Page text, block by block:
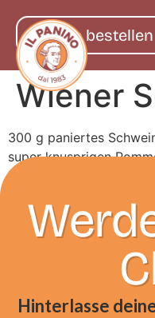
online bestellen
Wiener
300 g paniertes
super knusprigen
Beilage
Hinterlasse